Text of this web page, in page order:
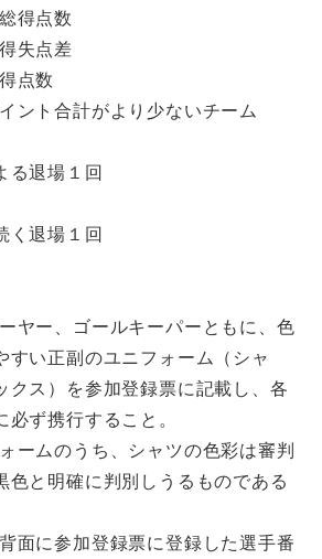
得点数
失点差
点数
ト合計がより少ないチーム
る退場１回
く退場１回
ー、ゴールキーパーともに、色
すい正副のユニフォーム（シャ
クス）を参加登録票に記載し、各
ず携行すること。
ムのうち、シャツの色彩は審判
色と明確に判別しうるものである
に参加登録票に登録した選手番